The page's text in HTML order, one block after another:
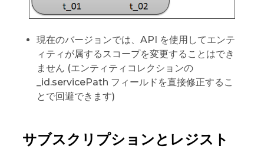
現在のバージョンでは、API を使用してエンテ
ィティが属するスコープを変更することはでき
ません (エンティティコレクションの
_id.servicePath フィールドを直接修正するこ
とで回避できます)
サブスクリプションとレジスト